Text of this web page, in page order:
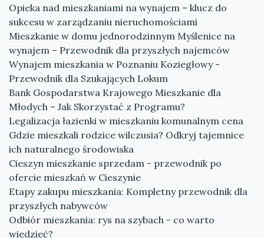
Opieka nad mieszkaniami na wynajem – klucz do
sukcesu w zarządzaniu nieruchomościami
Mieszkanie w domu jednorodzinnym Myślenice na
wynajem – Przewodnik dla przyszłych najemców
Wynajem mieszkania w Poznaniu Koziegłowy -
Przewodnik dla Szukających Lokum
Bank Gospodarstwa Krajowego Mieszkanie dla
Młodych – Jak Skorzystać z Programu?
Legalizacja łazienki w mieszkaniu komunalnym cena
Gdzie mieszkali rodzice wilczusia? Odkryj tajemnice
ich naturalnego środowiska
Cieszyn mieszkanie sprzedam - przewodnik po
ofercie mieszkań w Cieszynie
Etapy zakupu mieszkania: Kompletny przewodnik dla
przyszłych nabywców
Odbiór mieszkania: rys na szybach - co warto
wiedzieć?